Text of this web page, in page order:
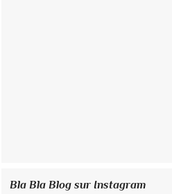
Bla Bla Blog sur Instagram